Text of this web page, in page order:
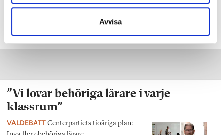
Avvisa
”Vi lovar behöriga lärare i varje
klassrum”
VALDEBATT Centerpartiets tioåriga plan: